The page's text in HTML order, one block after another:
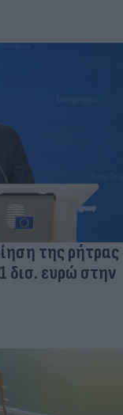
της ρήτρας
δισ. ευρώ στην